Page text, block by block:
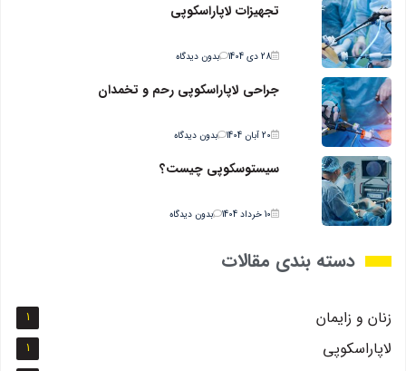
تجهیزات لاپاراسکوپی
28 دی 1404 بدون دیدگاه
جراحي لاپاراسکوپي رحم و تخمدان
20 آبان 1404 بدون دیدگاه
سیستوسکوپی چیست؟
10 خرداد 1404 بدون دیدگاه
دسته بندی مقالات
زنان و زايمان 1
لاپاراسکوپي 1